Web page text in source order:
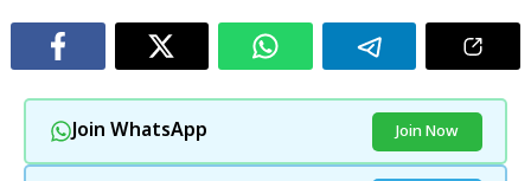
Join WhatsApp Join Now